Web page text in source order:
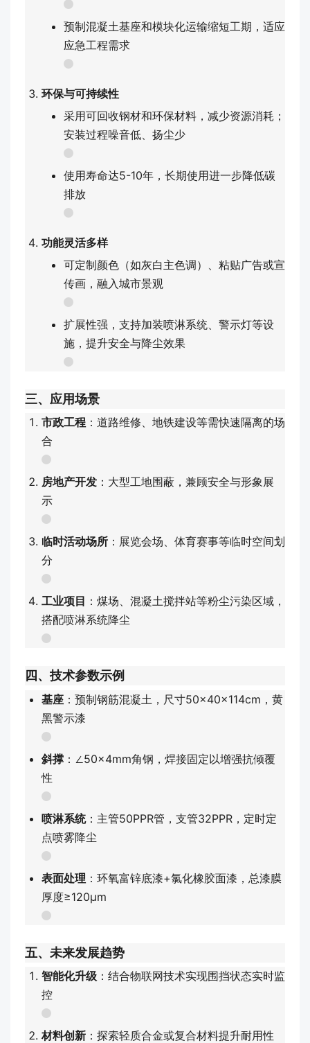
预制混凝土基座和模块化运输缩短工期，适应
应急工程需求
环保与可持续性
采用可回收钢材和环保材料，减少资源消耗；
安装过程噪音低、扬尘少
使用寿命达5-10年，长期使用进一步降低碳
排放
功能灵活多样
可定制颜色（如灰白主色调）、粘贴广告或宣
传画，融入城市景观
扩展性强，支持加装喷淋系统、警示灯等设
施，提升安全与降尘效果
三、应用场景
市政工程：道路维修、地铁建设等需快速隔离的场
合
房地产开发：大型工地围蔽，兼顾安全与形象展
示
临时活动场所：展览会场、体育赛事等临时空间划
分
工业项目 ：煤场、混凝土搅拌站等粉尘污染区域，
搭配喷淋系统降尘
四、技术参数示例
基座：预制钢筋混凝土，尺寸50×40×114cm，黄
黑警示漆
斜撑：∠50×4mm角钢，焊接固定以增强抗倾覆
性
喷淋系统：主管50PPR管，支管32PPR，定时定
点喷雾降尘
表面处理 ：环氧富锌底漆+氯化橡胶面漆，总漆膜
厚度≥120μm
五、未来发展趋势
智能化升级：结合物联网技术实现围挡状态实时监
控
材料创新：探索轻质合金或复合材料提升耐用性